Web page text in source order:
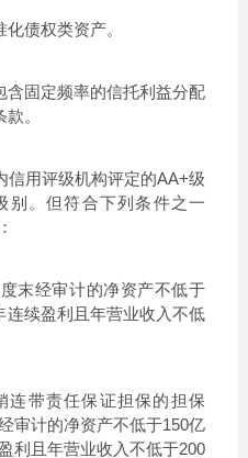
债权类资产。
固定频率的信托利益分配
。
用评级机构评定的AA+级
别。但符合下列条件之一
经审计的净资产不低于
连续盈利且年营业收入不低
带责任保证担保的担保
审计的净资产不低于150亿
利且年营业收入不低于200